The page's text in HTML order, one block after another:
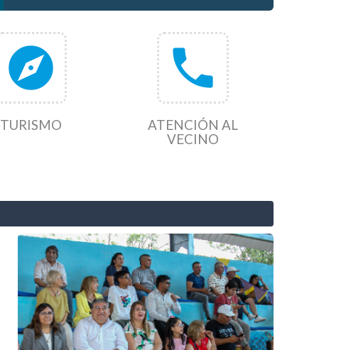
explore
TURISMO
phone
ATENCIÓN AL
VECINO